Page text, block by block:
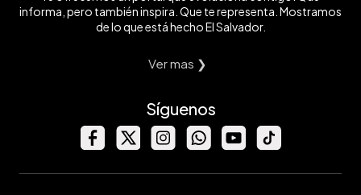
informa, pero también inspira. Que te representa. Mostramos
de lo que está hecho El Salvador.
Ver mas ❯
Síguenos